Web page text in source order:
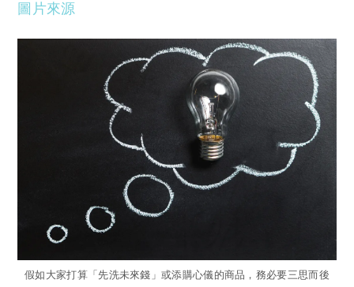
圖片來源
假如大家打算「先洗未來錢」或添購心儀的商品，務必要三思而後